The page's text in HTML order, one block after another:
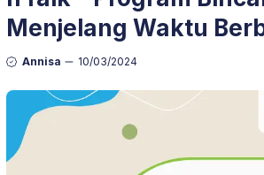
Menjelang Waktu
Annisa 10/03/2024